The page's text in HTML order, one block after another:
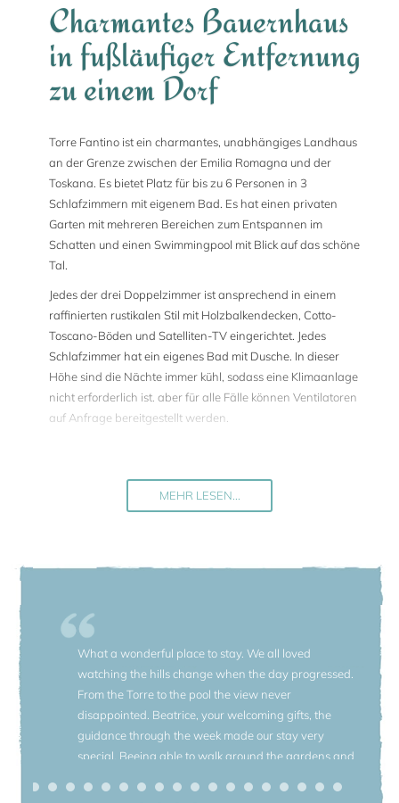
Charmantes Bauernhaus
in fußläufiger Entfernung
zu einem Dorf
Torre Fantino ist ein charmantes, unabhängiges Landhaus
an der Grenze zwischen der Emilia Romagna und der
Toskana. Es bietet Platz für bis zu 6 Personen in 3
Schlafzimmern mit eigenem Bad. Es hat einen privaten
Garten mit mehreren Bereichen zum Entspannen im
Schatten und einen Swimmingpool mit Blick auf das schöne
Tal.
Jedes der drei Doppelzimmer ist ansprechend in einem
raffinierten rustikalen Stil mit Holzbalkendecken, Cotto-
Toscano-Böden und Satelliten-TV eingerichtet. Jedes
Schlafzimmer hat ein eigenes Bad mit Dusche. In dieser
Höhe sind die Nächte immer kühl, sodass eine Klimaanlage
nicht erforderlich ist. aber für alle Fälle können Ventilatoren
auf Anfrage bereitgestellt werden.
Regionen Mittelitaliens, die Emilia Romagna, die Toskana
und Umbrien, zu erkunden. In der Nähe der südöstlichen
grünen Landschaft, die an die Foresti Casentinesi grenzt,
erstreckt. Tatsächlich befand sich dieses Anwesen einmal in
der Toskana!
Torre Fantino ist ein alter Bauernturm der gleichnamigen
Familie. Die Familie lebt immer noch im Palazzo Fantini in
der Nähe, nur 1 km entfernt. Der zauberhafte Garten, der
den Palazzo, eine Residenz aus dem 17. Jahrhundert,
umgibt, ist Mitglied der Vereinigung Grandi Giardini Italiani
(Große Italienische Gärten) und steht der Öffentlichkeit für
Führungen und im Sommer für Hofkonzerte offen.
MEHR LESEN...
What a wonderful place to stay. We all loved
watching the hills change when the day progressed.
From the Torre to the pool the view never
disappointed. Beatrice, your welcoming gifts, the
guidance through the week made our stay very
special. Beeing able to walk around the gardens and